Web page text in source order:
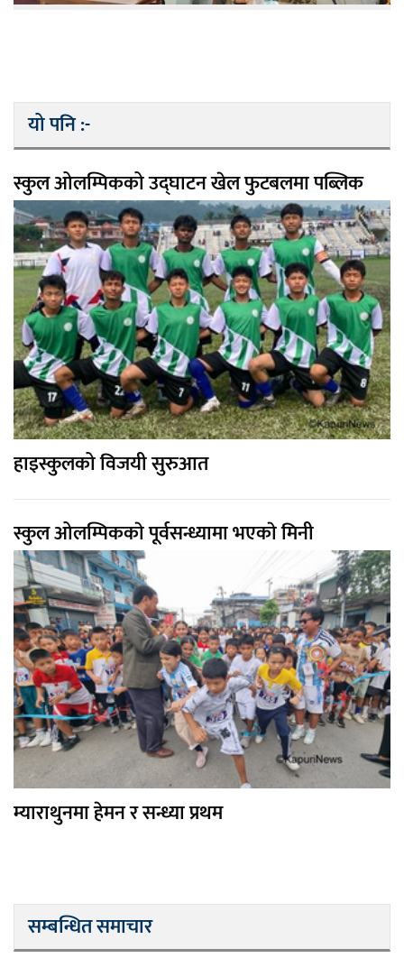
यो पनि :-
स्कुल ओलम्पिकको उद्घाटन खेल फुटबलमा पब्लिक
हाइस्कुलको विजयी सुरुआत
स्कुल ओलम्पिककाे पूर्वसन्ध्यामा भएकाे मिनी
म्याराथुनमा हेमन र सन्ध्या प्रथम
सम्बन्धित समाचार